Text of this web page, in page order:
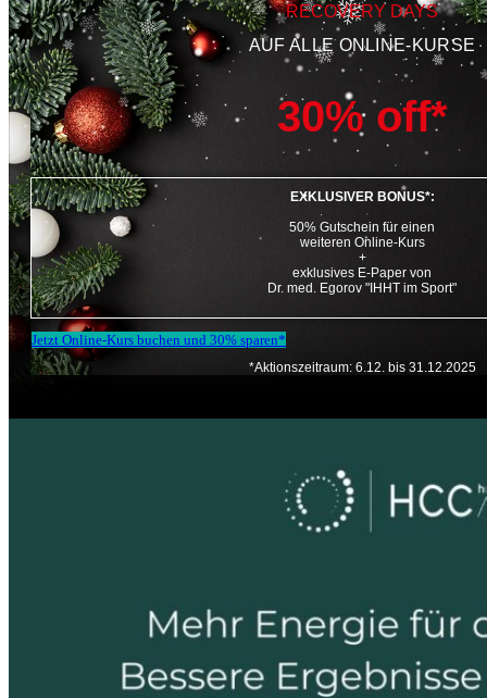
RECOVERY DAYS
AUF ALLE ONLINE-KURSE
30% off*
EXKLUSIVER BONUS*:
50% Gutschein für einen
weiteren Online-Kurs
+
exklusives E-Paper von
Dr. med. Egorov "IHHT im Sport"
Jetzt Online-Kurs buchen und 30% sparen*
*Aktionszeitraum: 6.12. bis 31.12.2025